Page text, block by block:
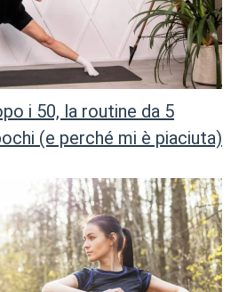
i 50, la routine da 5
(e perché mi è piaciuta)